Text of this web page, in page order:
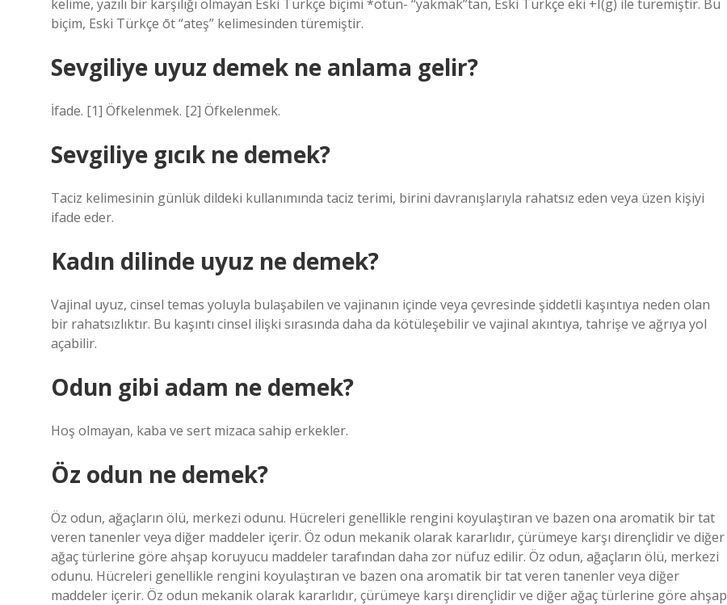
kelime, yazılı bir karşılığı olmayan Eski Türkçe biçimi *otun- “yakmak”tan, Eski Türkçe eki +I(g) ile türemiştir. Bu
biçim, Eski Türkçe ōt “ateş” kelimesinden türemiştir.
Sevgiliye uyuz demek ne anlama gelir?
İfade. [1] Öfkelenmek. [2] Öfkelenmek.
Sevgiliye gıcık ne demek?
Taciz kelimesinin günlük dildeki kullanımında taciz terimi, birini davranışlarıyla rahatsız eden veya üzen kişiyi
ifade eder.
Kadın dilinde uyuz ne demek?
Vajinal uyuz, cinsel temas yoluyla bulaşabilen ve vajinanın içinde veya çevresinde şiddetli kaşıntıya neden olan
bir rahatsızlıktır. Bu kaşıntı cinsel ilişki sırasında daha da kötüleşebilir ve vajinal akıntıya, tahrişe ve ağrıya yol
açabilir.
Odun gibi adam ne demek?
Hoş olmayan, kaba ve sert mizaca sahip erkekler.
Öz odun ne demek?
Öz odun, ağaçların ölü, merkezi odunu. Hücreleri genellikle rengini koyulaştıran ve bazen ona aromatik bir tat
veren tanenler veya diğer maddeler içerir. Öz odun mekanik olarak kararlıdır, çürümeye karşı dirençlidir ve diğer
ağaç türlerine göre ahşap koruyucu maddeler tarafından daha zor nüfuz edilir. Öz odun, ağaçların ölü, merkezi
odunu. Hücreleri genellikle rengini koyulaştıran ve bazen ona aromatik bir tat veren tanenler veya diğer
maddeler içerir. Öz odun mekanik olarak kararlıdır, çürümeye karşı dirençlidir ve diğer ağaç türlerine göre ahşap